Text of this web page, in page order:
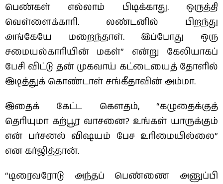
பெண்கள் எல்லாம் பிடிக்காது. ஒருத்தி
வெள்ளைக்காரி. லண்டனில் பிறந்து
அங்கேயே மறைந்தாள். இப்போது ஒரு
சமையல்காரியின் மகள்” என்று கேலியாகப்
பேசி விட்டு தன் முகவாய் கட்டையைத் தோளில்
இடித்துக் கொண்டாள் சங்கீதாவின் அம்மா.
இதைக் கேட்ட கௌதம், “கழுதைக்குத்
தெரியுமா கற்பூர வாசனை? உங்கள் யாருக்கும்
என் பர்சனல் விஷயம் பேச உரிமையில்லை”
என கர்ஜித்தான்.
“டிரைவரோடு அந்தப் பெண்ணை அனுப்பி